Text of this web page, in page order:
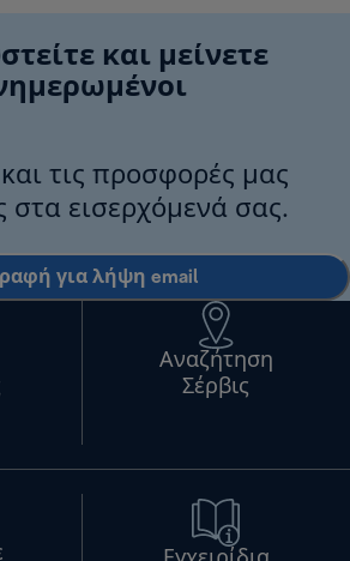
και μείνετε
τις προσφορές μας
στα εισερχόμενά σας.
για λήψη email
Αναζήτηση
Σέρβις